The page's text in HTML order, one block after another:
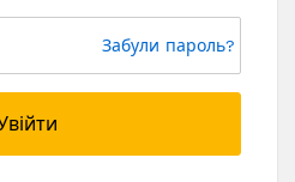
Забули пароль?